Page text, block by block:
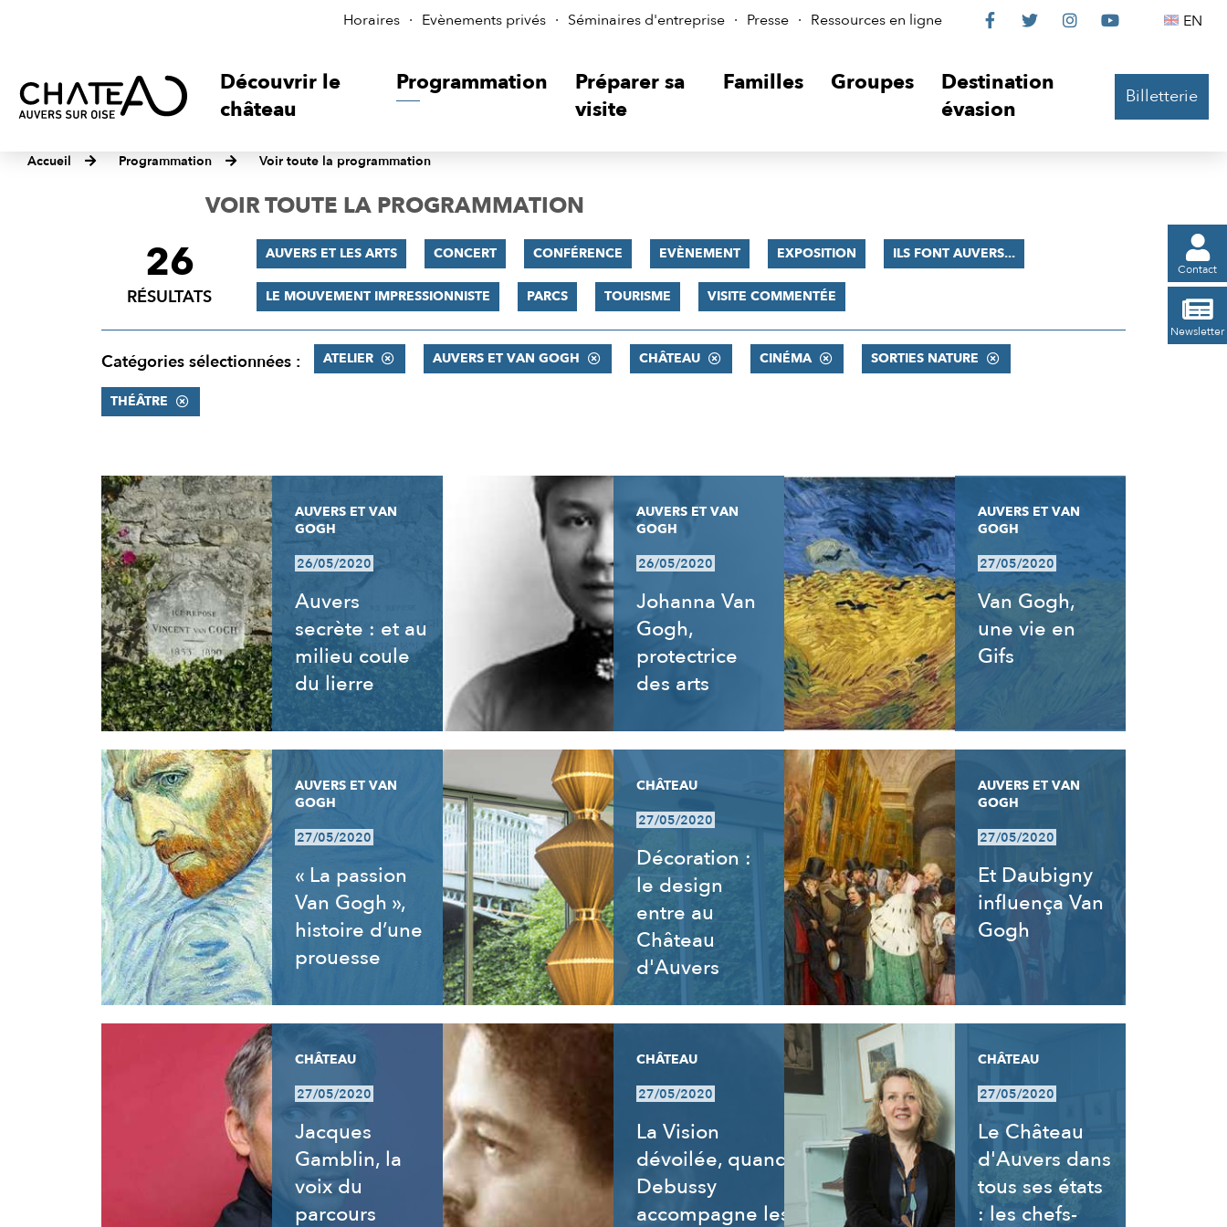
Horaires Evènements privés Séminaires d'entreprise Presse Ressources en ligne
Le
sur

Le

Le

Le
 EN
Découvrir le
château
Programmation
Préparer sa
visite
Familles Groupes
Destination
évasion
Billetterie
Accueil Programmation Voir toute la programmation

Contact

Newsletter
VOIR TOUTE LA PROGRAMMATION
FILTRER
RÉSULTATS
26
RÉSULTATS
AUVERS ET LES ARTS CONCERT CONFÉRENCE EVÈNEMENT EXPOSITION ILS FONT AUVERS...
LE MOUVEMENT IMPRESSIONNISTE PARCS TOURISME VISITE COMMENTÉE
Catégories sélectionnées : ATELIER AUVERS ET VAN GOGH CHÂTEAU CINÉMA SORTIES NATURE
THÉÂTRE
RÉSULTATS
AUVERS ET VAN
GOGH
26/05/2020
Auvers
secrète : et au
milieu coule
du lierre
AUVERS ET VAN
GOGH
26/05/2020
Johanna Van
Gogh,
protectrice
des arts
AUVERS ET VAN
GOGH
27/05/2020
Van Gogh,
une vie en
Gifs
AUVERS ET VAN
GOGH
27/05/2020
« La passion
Van Gogh »,
histoire d’une
prouesse
CHÂTEAU
27/05/2020
Décoration :
le design
entre au
Château
d'Auvers
AUVERS ET VAN
GOGH
27/05/2020
Et Daubigny
influença Van
Gogh
CHÂTEAU
27/05/2020
Jacques
Gamblin, la
voix du
parcours
CHÂTEAU
27/05/2020
La Vision
dévoilée, quand
Debussy
accompagne les
CHÂTEAU
27/05/2020
Le Château
d'Auvers dans
tous ses états
: les chefs-